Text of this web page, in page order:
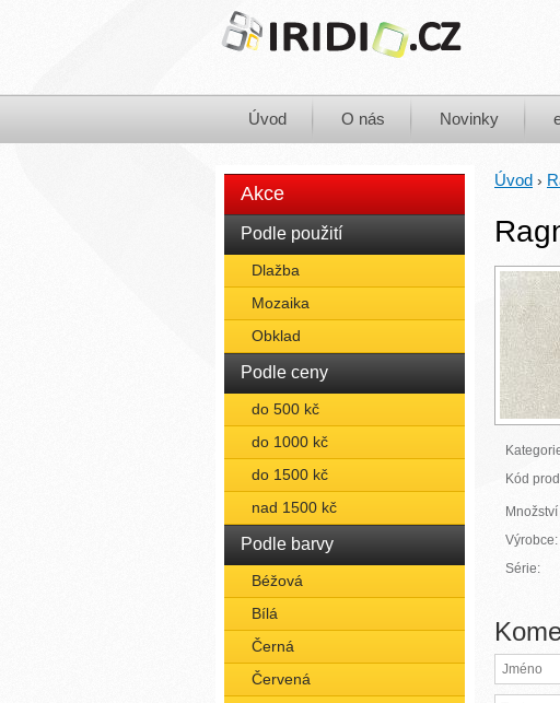
Úvod O nás Novinky
Akce
Podle použití
Dlažba
Mozaika
Obklad
Podle ceny
do 500 kč
do 1000 kč
do 1500 kč
nad 1500 kč
Podle barvy
Béžová
Bílá
Černá
Červená
Úvod ›
Kód
Výrobce:
Série: